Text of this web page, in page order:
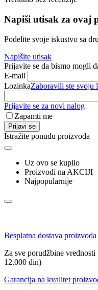
Napiši utisak za ovaj
Podelite svoje iskustvo sa
Napišite utisak
Prijavite se da bismo mogli
E-mail
LozinkaZaboravili ste svoju
Prijavite se za novi nalog
Zapamti me
Prijavi se
Istražite ponudu proizvoda
Uz ovo se kupilo
Proizvodi na AKCIJI
Najpopularnije
Besplatna dostava proizvoda
Za sve porudžbine
12.000 din)
Garancija na kvalitet